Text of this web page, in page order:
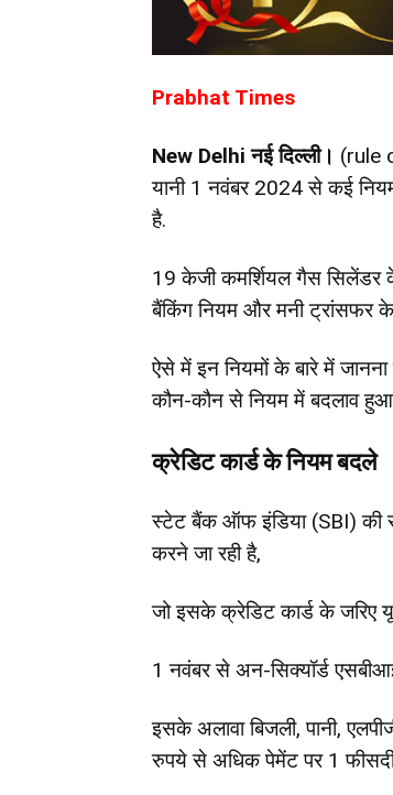
Prabhat Times
New Delhi नई दिल्ली। (rule
यानी 1 नवंबर 2024 से कई
है.
19 केजी कमर्शियल गैस सिलेंडर
बैंकिंग नियम और मनी ट्रांसफर
ऐसे में इन नियमों के बारे में
कौन-कौन से नियम में बदलाव
क्रेडिट कार्ड के नियम बदले
स्टेट बैंक ऑफ इंडिया (SBI) की
करने जा रही है,
जो इसके क्रेडिट कार्ड के जरिए
1 नवंबर से अन-सिक्यॉर्ड
इसके अलावा बिजली, पानी,
रुपये से अधिक पेमेंट पर 1 फीसदी